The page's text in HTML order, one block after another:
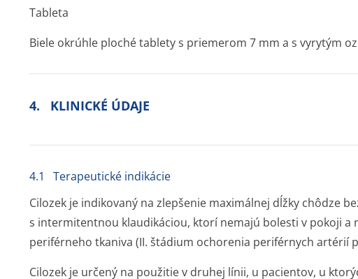
Tableta
Biele okrúhle ploché tablety s priemerom 7 mm a s vyrytým
4. KLINICKÉ ÚDAJE
4.1 Terapeutické indikácie
Cilozek je indikovaný na zlepšenie maximálnej dĺžky chôdze
s intermitentnou klaudikáciou, ktorí nemajú bolesti v pokoji a
periférneho tkaniva (II. štádium ochorenia periférnych artérií
Cilozek je určený na použitie v druhej línii, u pacientov, u